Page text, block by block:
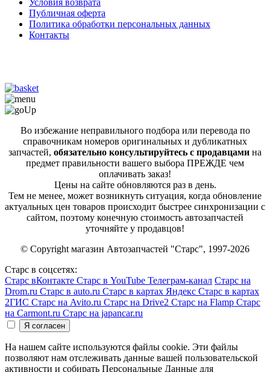
Публичная оферта
Политика обработки персональных данных
Контакты
Во избежание неправильного подбора или перевода по
справочникам номеров оригинальных и дубликатных
запчастей, обязательно консультируйтесь с продавцами на
предмет правильности вашего выбора ПРЕЖДЕ чем
оплачивать заказ!
Цены на сайте обновляются раз в день.
Тем не менее, может возникнуть ситуация, когда обновление
актуальных цен товаров происходит быстрее синхронизации с
сайтом, поэтому конечную стоимость автозапчастей
уточняйте у продавцов!
© Copyright магазин Автозапчастей "Старс", 1997-2026
Старс в соцсетях:
Старс вКонтакте Старс в YouTube Телеграм-канал Старс на
Drom.ru Старс в auto.ru Старс в картах Яндекс Старс в картах
2ГИС Старс на Avito.ru Старс на Drive2 Старс на Flamp Старс
на Carmont.ru Старс на japancar.ru
На нашем сайте используются файлы cookie. Эти файлы
позволяют нам отслеживать данные вашей пользовательской
активности и собирать Персональные Данные для